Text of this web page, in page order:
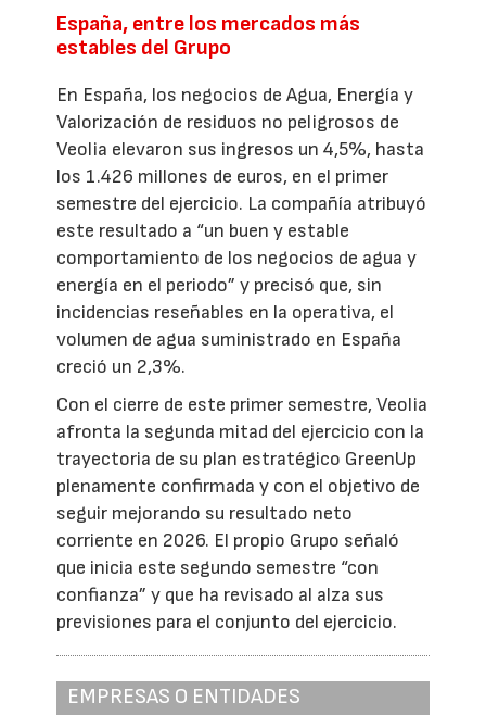
España, entre los mercados más
estables del Grupo
En España, los negocios de Agua, Energía y
Valorización de residuos no peligrosos de
Veolia elevaron sus ingresos un 4,5%, hasta
los 1.426 millones de euros, en el primer
semestre del ejercicio. La compañía atribuyó
este resultado a “un buen y estable
comportamiento de los negocios de agua y
energía en el periodo” y precisó que, sin
incidencias reseñables en la operativa, el
volumen de agua suministrado en España
creció un 2,3%.
Con el cierre de este primer semestre, Veolia
afronta la segunda mitad del ejercicio con la
trayectoria de su plan estratégico GreenUp
plenamente confirmada y con el objetivo de
seguir mejorando su resultado neto
corriente en 2026. El propio Grupo señaló
que inicia este segundo semestre “con
confianza” y que ha revisado al alza sus
previsiones para el conjunto del ejercicio.
EMPRESAS O ENTIDADES